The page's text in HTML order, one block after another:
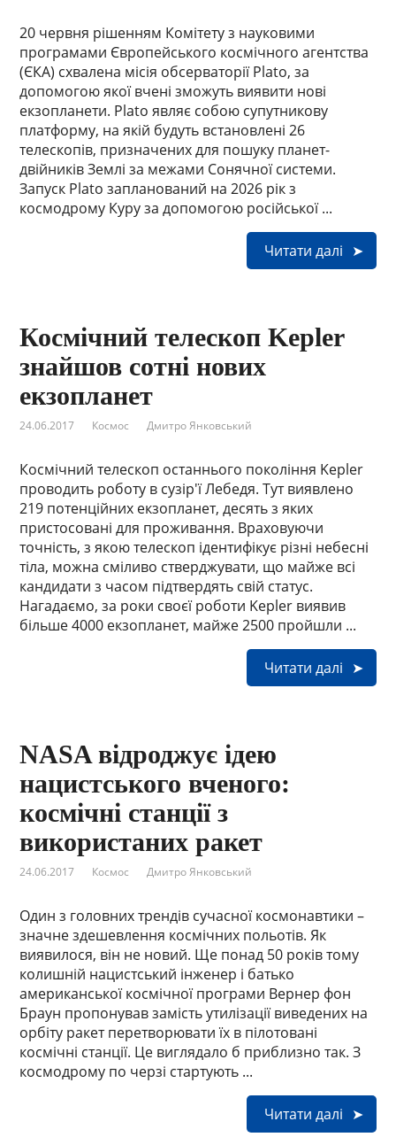
20 червня рішенням Комітету з науковими
програмами Європейського космічного агентства
(ЄКА) схвалена місія обсерваторії Plato, за
допомогою якої вчені зможуть виявити нові
екзопланети. Plato являє собою супутникову
платформу, на якій будуть встановлені 26
телескопів, призначених для пошуку планет-
двійників Землі за межами Сонячної системи.
Запуск Plato запланований на 2026 рік з
космодрому Куру за допомогою російської ...
Читати далі
Космічний телескоп Kepler
знайшов сотні нових
екзопланет
24.06.2017 Космос Дмитро Янковський
Космічний телескоп останнього покоління Kepler
проводить роботу в сузір'ї Лебедя. Тут виявлено
219 потенційних екзопланет, десять з яких
пристосовані для проживання. Враховуючи
точність, з якою телескоп ідентифікує різні небесні
тіла, можна сміливо стверджувати, що майже всі
кандидати з часом підтвердять свій статус.
Нагадаємо, за роки своєї роботи Kepler виявив
більше 4000 екзопланет, майже 2500 пройшли ...
Читати далі
NASA відроджує ідею
нацистського вченого:
космічні станції з
використаних ракет
24.06.2017 Космос Дмитро Янковський
Один з головних трендів сучасної космонавтики –
значне здешевлення космічних польотів. Як
виявилося, він не новий. Ще понад 50 років тому
колишній нацистський інженер і батько
американської космічної програми Вернер фон
Браун пропонував замість утилізації виведених на
орбіту ракет перетворювати їх в пілотовані
космічні станції. Це виглядало б приблизно так. З
космодрому по черзі стартують ...
Читати далі